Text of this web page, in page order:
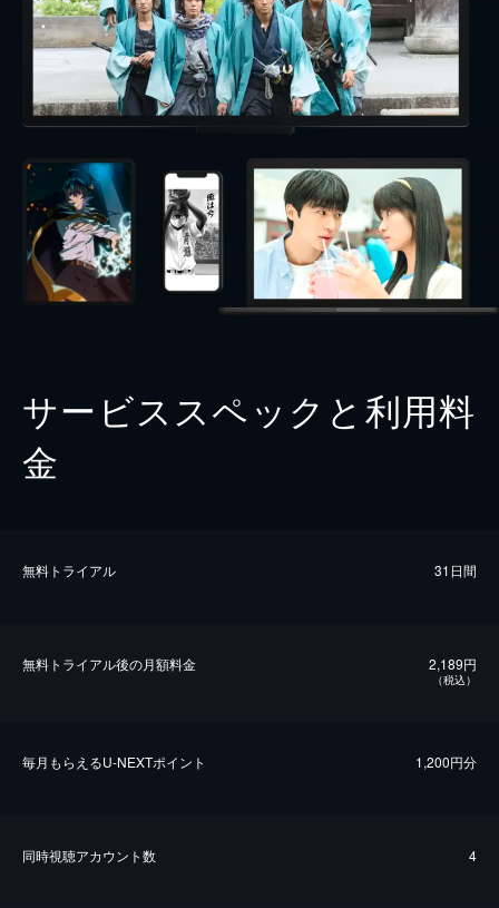
サービススペックと利用料
金
無料トライアル 31日間
無料トライアル後の⽉額料金 2,189円
（税込）
毎⽉もらえるU-NEXTポイント 1,200円分
同時視聴アカウント数 4